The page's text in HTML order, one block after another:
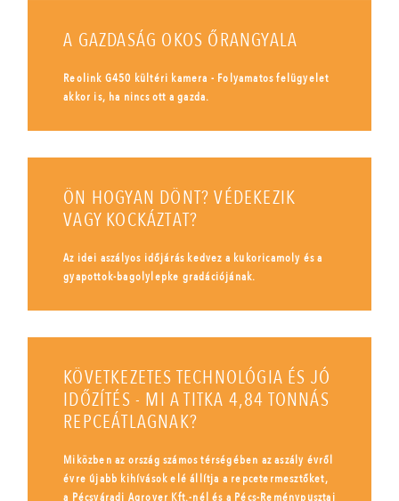
A GAZDASÁG OKOS ŐRANGYALA
Reolink G450 kültéri kamera - Folyamatos felügyelet
akkor is, ha nincs ott a gazda.
ÖN HOGYAN DÖNT? VÉDEKEZIK
VAGY KOCKÁZTAT?
Az idei aszályos időjárás kedvez a kukoricamoly és a
gyapottok-bagolylepke gradációjának.
KÖVETKEZETES TECHNOLÓGIA ÉS JÓ
IDŐZÍTÉS - MI A TITKA 4,84 TONNÁS
REPCEÁTLAGNAK?
Miközben az ország számos térségében az aszály évről
évre újabb kihívások elé állítja a repcetermesztőket,
a Pécsváradi Agrover Kft.-nél és a Pécs-Reménypusztai